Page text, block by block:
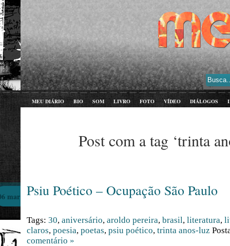
MEU DIÁRIO BIO SOM LIVRO FOTO VÍDEO DIÁLOGOS
Post com a tag ‘trinta
Psiu Poético – Ocupação São Paulo
mar
Tags: 30, aniversário, aroldo pereira, brasil, literatura,
claros, poesia, poetas, psiu poético, trinta anos-luz
comentário »